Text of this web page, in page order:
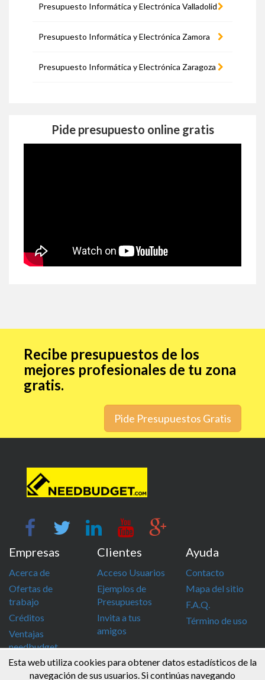
Presupuesto Informática y Electrónica Valladolid
Presupuesto Informática y Electrónica Zamora
Presupuesto Informática y Electrónica Zaragoza
Pide presupuesto online gratis
Recibe presupuestos de los
mejores profesionales de tu zona
gratis.
Pide Presupuestos Gratis
Esta web utiliza cookies para obtener datos estadísticos de la
navegación de sus usuarios. Si continúas navegando
Empresas
Acerca de
Ofertas de
trabajo
Créditos
Ventajas
needbudget
Clientes
Acceso Usuarios
Ejemplos de
Presupuestos
Invita a tus
amigos
Ayuda
Contacto
Mapa del sitio
F.A.Q.
Término de uso
info@needbudget.com 968 862 247